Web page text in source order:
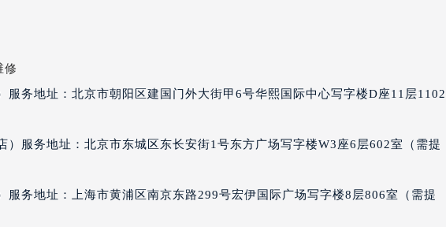
兴大街罗杰杜彼售后服务中心（需提前预约）
河路罗杰杜彼售后服务中心（需提前预约）
罗杰杜彼售后服务中心（需提前预约）
街罗杰杜彼售后服务中心（需提前预约）
路与南九经街交汇处罗杰杜彼售后服务中心（需提前预约）
修
服务地址：北京市朝阳区建国门外大街甲6号华熙国际中心写字楼D座11层1102
）服务地址：北京市东城区东长安街1号东方广场写字楼W3座6层602室（需提
服务地址：上海市黄浦区南京东路299号宏伊国际广场写字楼8层806室（需提